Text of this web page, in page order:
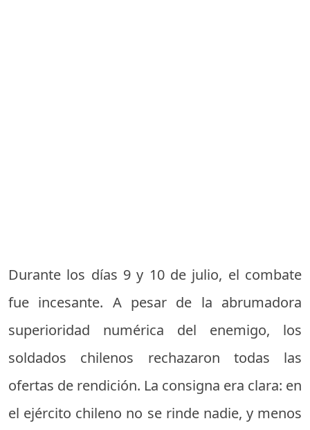
Durante los días 9 y 10 de julio, el combate
fue incesante. A pesar de la abrumadora
superioridad numérica del enemigo, los
soldados chilenos rechazaron todas las
ofertas de rendición. La consigna era clara: en
el ejército chileno no se rinde nadie, y menos